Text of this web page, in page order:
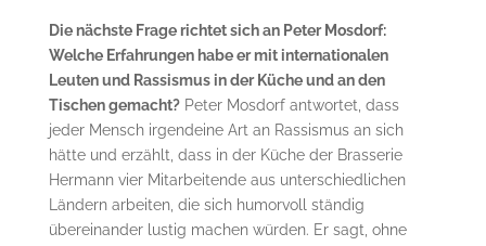
Die nächste Frage richtet sich an Peter Mosdorf:
Welche Erfahrungen habe er mit internationalen
Leuten und Rassismus in der Küche und an den
Tischen gemacht?Peter Mosdorf antwortet, dass
jeder Mensch irgendeine Art an Rassismus an sich
hätte und erzählt, dass in der Küche der Brasserie
Hermann vier Mitarbeitende aus unterschiedlichen
Ländern arbeiten, die sich humorvoll ständig
übereinander lustig machen würden. Er sagt, ohne